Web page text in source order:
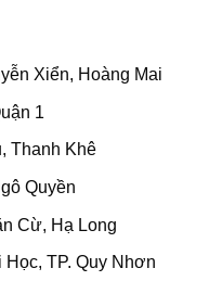
Xiển, Hoàng Mai
1
Thanh Khê
Quyền
Cừ, Hạ Long
Học, TP. Quy Nhơn